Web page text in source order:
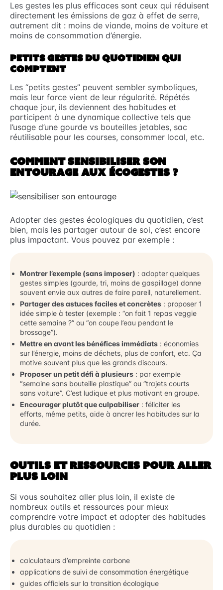
Les gestes les plus efficaces sont ceux qui réduisent
directement les émissions de gaz à effet de serre,
autrement dit : moins de viande, moins de voiture et
moins de consommation d’énergie.
PETITS GESTES DU QUOTIDIEN QUI
COMPTENT
Les “petits gestes” peuvent sembler symboliques,
mais leur force vient de leur régularité. Répétés
chaque jour, ils deviennent des habitudes et
participent à une dynamique collective tels que
l’usage d’une gourde vs bouteilles jetables, sac
réutilisable pour les courses, consommer local, etc.
COMMENT SENSIBILISER SON
ENTOURAGE AUX ÉCOGESTES ?
Adopter des gestes écologiques du quotidien, c’est
bien, mais les partager autour de soi, c’est encore
plus impactant. Vous pouvez par exemple :
Montrer l’exemple (sans imposer) : adopter quelques
gestes simples (gourde, tri, moins de gaspillage) donne
souvent envie aux autres de faire pareil, naturellement.
Partager des astuces faciles et concrètes : proposer 1
idée simple à tester (exemple : “on fait 1 repas veggie
cette semaine ?” ou “on coupe l’eau pendant le
brossage”).
Mettre en avant les bénéfices immédiats : économies
sur l’énergie, moins de déchets, plus de confort, etc. Ça
motive souvent plus que les grands discours.
Proposer un petit défi à plusieurs : par exemple
“semaine sans bouteille plastique” ou “trajets courts
sans voiture”. C’est ludique et plus motivant en groupe.
Encourager plutôt que culpabiliser : féliciter les
efforts, même petits, aide à ancrer les habitudes sur la
durée.
OUTILS ET RESSOURCES POUR ALLER
PLUS LOIN
Si vous souhaitez aller plus loin, il existe de
nombreux outils et ressources pour mieux
comprendre votre impact et adopter des habitudes
plus durables au quotidien :
calculateurs d’empreinte carbone
applications de suivi de consommation énergétique
guides officiels sur la transition écologique